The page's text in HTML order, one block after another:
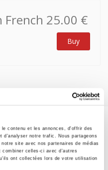
contenu et les annonces, d'offrir des
d'analyser notre trafic. Nous partageons
site avec nos partenaires de médias
celles-ci avec d'autres
ont collectées lors de votre utilisation
French 25.00 €
Buy